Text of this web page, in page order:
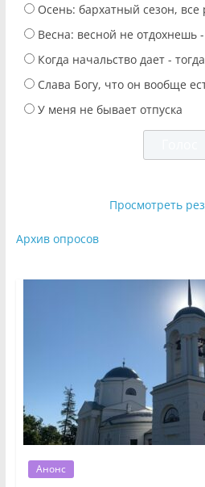
Осень: бархатный сезон,
Весна: весной не отдохнешь
Когда начальство дает -
Слава Богу, что он вообще
У меня не бывает отпуска
Просмотреть
Архив опросов
Анонс